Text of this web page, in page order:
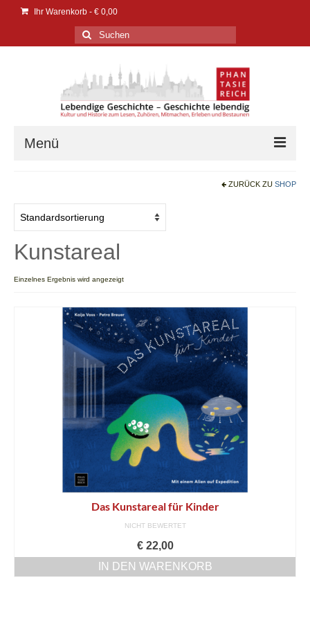
Ihr Warenkorb - € 0,00
Suchen
nach:
Menü
Kontakt
Bibliotheken
Buchhandel
Hörpfade
Service
AGB
Datenschutz
Widerrufsbelehrung
Bücher
ZURÜCK ZU SHOP
Kunstareal
Einzelnes Ergebnis wird angezeigt
Das Kunstareal für Kinder
NICHT BEWERTET
€22,00
IN DEN WARENKORB